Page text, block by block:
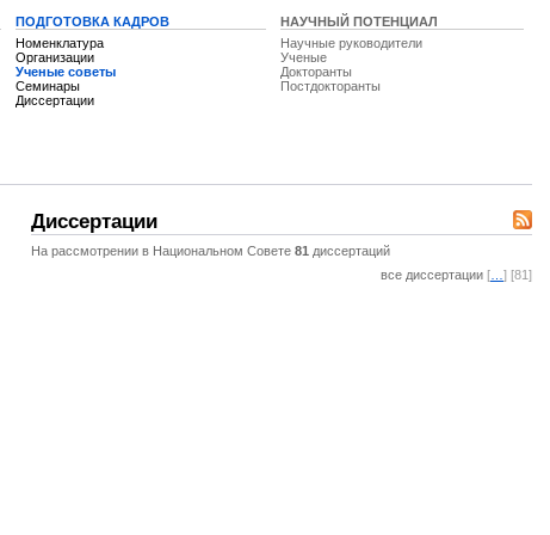
ПОДГОТОВКА КАДРОВ
Номенклатура
Организации
Ученые советы
Семинары
Диссертации
НАУЧНЫЙ ПОТЕНЦИАЛ
Научные руководители
Ученые
Докторанты
Постдокторанты
Диссертации
На рассмотрении в Национальном Совете 81 диссертаций
все диссертации [ ] [81]